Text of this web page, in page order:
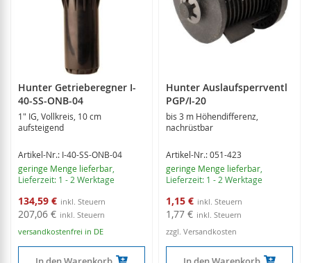
Hunter Getrieberegner I-
40-SS-ONB-04
1" IG, Vollkreis, 10 cm
aufsteigend
Artikel-Nr.: I-40-SS-ONB-04
geringe Menge lieferbar
Lieferzeit: 1 - 2 Werktage
Sonderangebot
134,59 €
207,06 €
versandkostenfrei in DE
Hunter Auslaufsperrventl
PGP/I-20
bis 3 m Höhendifferenz,
nachrüstbar
Artikel-Nr.: 051-423
geringe Menge lieferbar
Lieferzeit: 1 - 2 Werktage
Sonderangebot
1,15 €
1,77 €
zzgl. Versandkosten